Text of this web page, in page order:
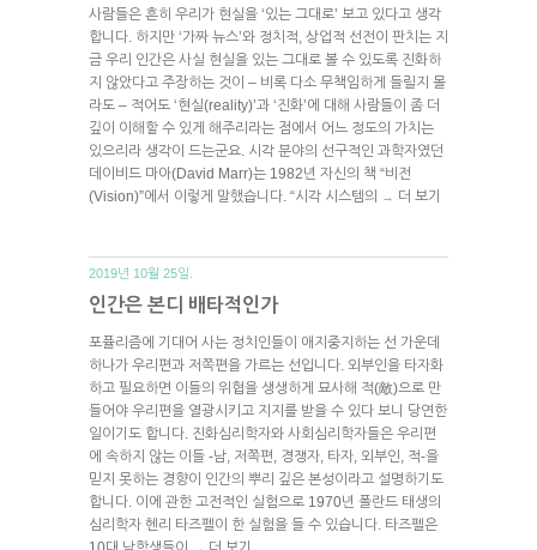
사람들은 흔히 우리가 현실을 ‘있는 그대로’ 보고 있다고 생각
합니다. 하지만 ‘가짜 뉴스’와 정치적, 상업적 선전이 판치는 지
금 우리 인간은 사실 현실을 있는 그대로 볼 수 있도록 진화하
지 않았다고 주장하는 것이 – 비록 다소 무책임하게 들릴지 몰
라도 – 적어도 ‘현실(reality)’과 ‘진화’에 대해 사람들이 좀 더
깊이 이해할 수 있게 해주리라는 점에서 어느 정도의 가치는
있으리라 생각이 드는군요. 시각 분야의 선구적인 과학자였던
데이비드 마아(David Marr)는 1982년 자신의 책 “비전
(Vision)”에서 이렇게 말했습니다. “시각 시스템의
→ 더 보기
2019년 10월 25일.
인간은 본디 배타적인가
포퓰리즘에 기대어 사는 정치인들이 애지중지하는 선 가운데
하나가 우리편과 저쪽편을 가르는 선입니다. 외부인을 타자화
하고 필요하면 이들의 위협을 생생하게 묘사해 적(敵)으로 만
들어야 우리편을 열광시키고 지지를 받을 수 있다 보니 당연한
일이기도 합니다. 진화심리학자와 사회심리학자들은 우리편
에 속하지 않는 이들 -남, 저쪽편, 경쟁자, 타자, 외부인, 적-을
믿지 못하는 경향이 인간의 뿌리 깊은 본성이라고 설명하기도
합니다. 이에 관한 고전적인 실험으로 1970년 폴란드 태생의
심리학자 헨리 타즈펠이 한 실험을 들 수 있습니다. 타즈펠은